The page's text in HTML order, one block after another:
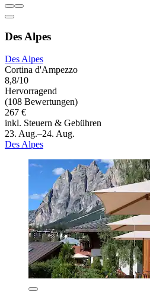
Des Alpes
Des Alpes
Cortina d'Ampezzo
8,8/10
Hervorragend
(108 Bewertungen)
267 €
inkl. Steuern & Gebühren
23. Aug.–24. Aug.
Des Alpes